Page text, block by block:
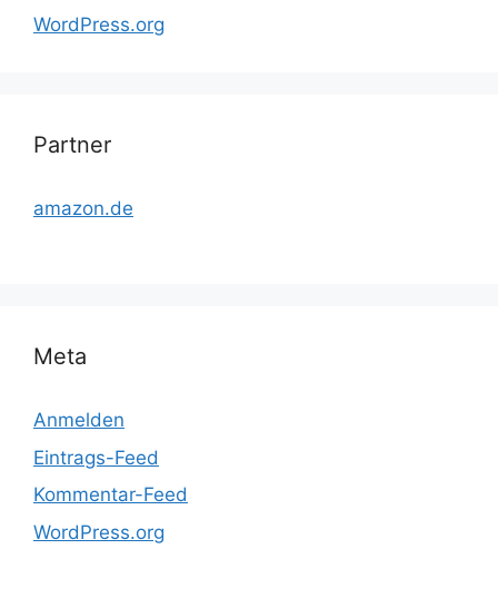
WordPress.org
Partner
amazon.de
Meta
Anmelden
Eintrags-Feed
Kommentar-Feed
WordPress.org